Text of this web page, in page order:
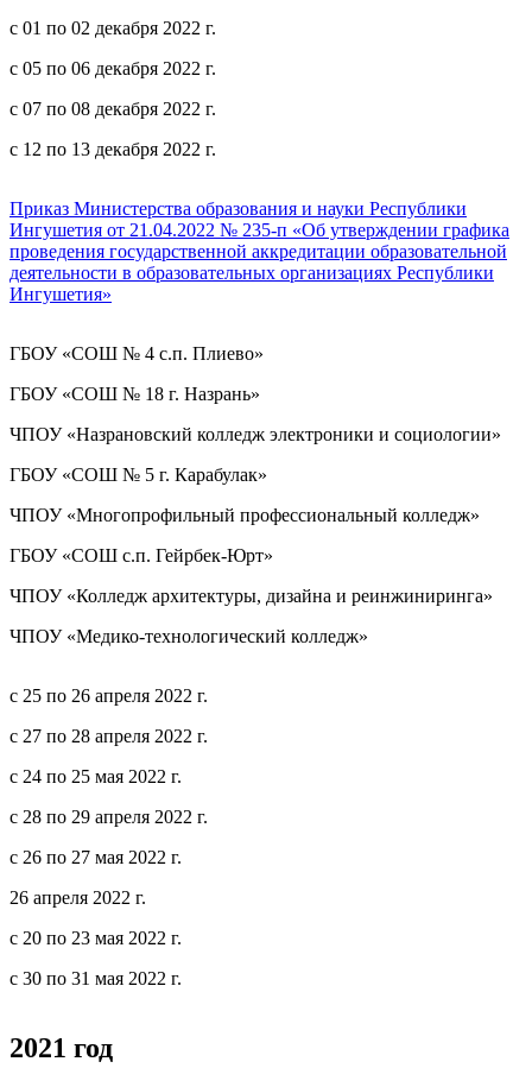
с 01 по 02 декабря 2022 г.
с 05 по 06 декабря 2022 г.
с 07 по 08 декабря 2022 г.
с 12 по 13 декабря 2022 г.
Приказ Министерства образования и науки Республики
Ингушетия от 21.04.2022 № 235-п «Об утверждении графика
проведения государственной аккредитации образовательной
деятельности в образовательных организациях Республики
Ингушетия»
ГБОУ «СОШ № 4 с.п. Плиево»
ГБОУ «СОШ № 18 г. Назрань»
ЧПОУ «Назрановский колледж электроники и социологии»
ГБОУ «СОШ № 5 г. Карабулак»
ЧПОУ «Многопрофильный профессиональный колледж»
ГБОУ «СОШ с.п. Гейрбек-Юрт»
ЧПОУ «Колледж архитектуры, дизайна и реинжиниринга»
ЧПОУ «Медико-технологический колледж»
с 25 по 26 апреля 2022 г.
с 27 по 28 апреля 2022 г.
с 24 по 25 мая 2022 г.
с 28 по 29 апреля 2022 г.
с 26 по 27 мая 2022 г.
26 апреля 2022 г.
с 20 по 23 мая 2022 г.
с 30 по 31 мая 2022 г.
2021 год